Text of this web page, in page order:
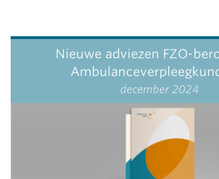
Nieuwe adviezen FZO-
december 2024